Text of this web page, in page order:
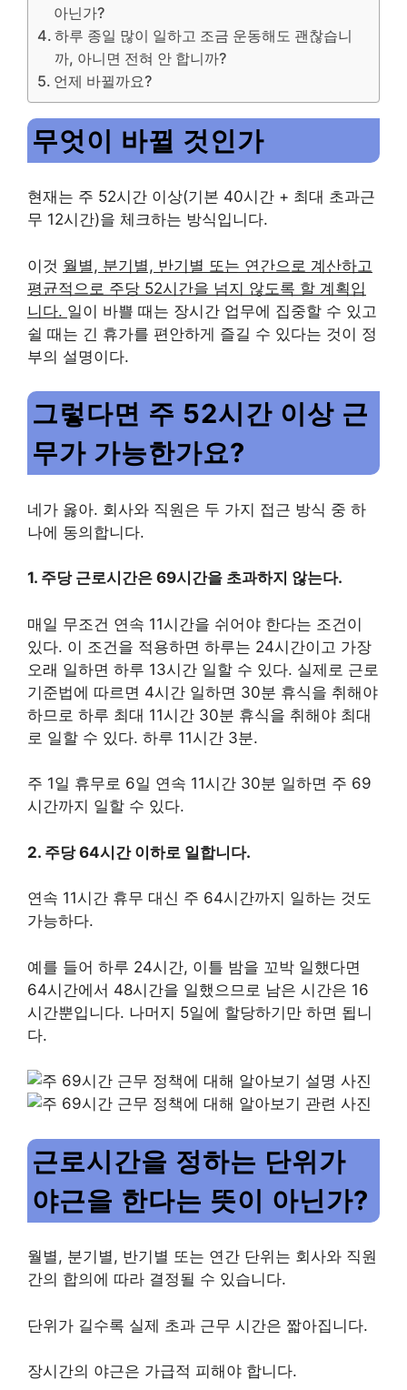
아닌가?
하루 종일 많이 일하고 조금 운동해도 괜찮습니
까, 아니면 전혀 안 합니까?
언제 바뀔까요?
무엇이 바뀔 것인가
현재는 주 52시간 이상(기본 40시간 + 최대 초과근
무 12시간)을 체크하는 방식입니다.
이것 월별, 분기별, 반기별 또는 연간으로 계산하고
평균적으로 주당 52시간을 넘지 않도록 할 계획입
니다. 일이 바쁠 때는 장시간 업무에 집중할 수 있고
쉴 때는 긴 휴가를 편안하게 즐길 수 있다는 것이 정
부의 설명이다.
그렇다면 주 52시간 이상 근
무가 가능한가요?
네가 옳아. 회사와 직원은 두 가지 접근 방식 중 하
나에 동의합니다.
1. 주당 근로시간은 69시간을 초과하지 않는다.
매일 무조건 연속 11시간을 쉬어야 한다는 조건이
있다. 이 조건을 적용하면 하루는 24시간이고 가장
오래 일하면 하루 13시간 일할 수 있다. 실제로 근로
기준법에 따르면 4시간 일하면 30분 휴식을 취해야
하므로 하루 최대 11시간 30분 휴식을 취해야 최대
로 일할 수 있다. 하루 11시간 3분.
주 1일 휴무로 6일 연속 11시간 30분 일하면 주 69
시간까지 일할 수 있다.
2. 주당 64시간 이하로 일합니다.
연속 11시간 휴무 대신 주 64시간까지 일하는 것도
가능하다.
예를 들어 하루 24시간, 이틀 밤을 꼬박 일했다면
64시간에서 48시간을 일했으므로 남은 시간은 16
시간뿐입니다. 나머지 5일에 할당하기만 하면 됩니
다.
근로시간을 정하는 단위가
야근을 한다는 뜻이 아닌가?
월별, 분기별, 반기별 또는 연간 단위는 회사와 직원
간의 합의에 따라 결정될 수 있습니다.
단위가 길수록 실제 초과 근무 시간은 짧아집니다.
장시간의 야근은 가급적 피해야 합니다.